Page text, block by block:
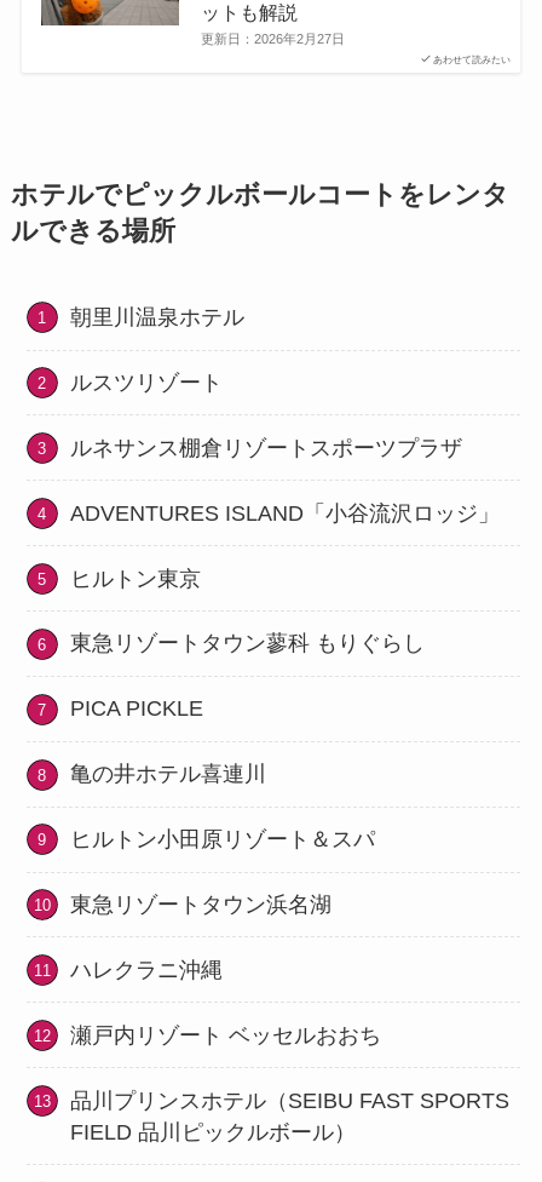
あわせて読みたい
ットも解説
更新日： 2026年2月27日
ホテルでピックルボールコートをレンタ
ルできる場所
朝里川温泉ホテル
ルスツリゾート
ルネサンス棚倉リゾートスポーツプラザ
ADVENTURES ISLAND「小谷流沢ロッジ」
ヒルトン東京
東急リゾートタウン蓼科 もりぐらし
PICA PICKLE
亀の井ホテル喜連川
ヒルトン小田原リゾート＆スパ
東急リゾートタウン浜名湖
ハレクラニ沖縄
瀬戸内リゾート ベッセルおおち
品川プリンスホテル（SEIBU FAST SPORTS
FIELD 品川ピックルボール）